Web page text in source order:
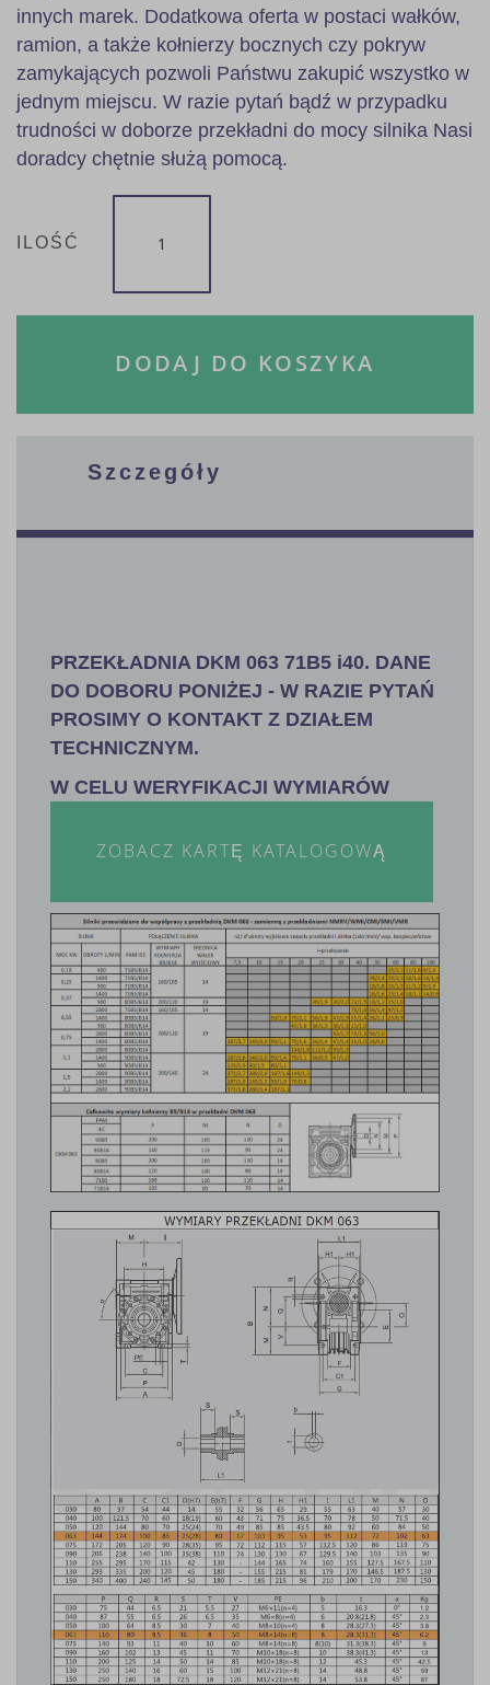
innych marek. Dodatkowa oferta w postaci wałków,
ramion, a także kołnierzy bocznych czy pokryw
zamykających pozwoli Państwu zakupić wszystko w
jednym miejscu. W razie pytań bądź w przypadku
trudności w doborze przekładni do mocy silnika Nasi
doradcy chętnie służą pomocą.
ILOŚĆ
DODAJ DO KOSZYKA
Szczegóły
PRZEKŁADNIA DKM 063 71B5 i40. DANE
DO DOBORU PONIŻEJ - W RAZIE PYTAŃ
PROSIMY O KONTAKT Z DZIAŁEM
TECHNICZNYM.
W CELU WERYFIKACJI WYMIARÓW
ZOBACZ KARTĘ KATALOGOWĄ